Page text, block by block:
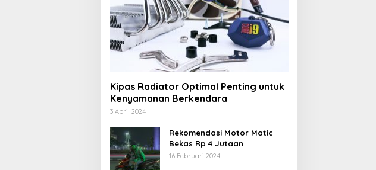
Kipas Radiator Optimal Penting untuk
Kenyamanan Berkendara
3 April 2024
Rekomendasi Motor Matic
Bekas Rp 4 Jutaan
16 Februari 2024